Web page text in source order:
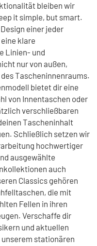
bleiben wir
it simple, but smart.
einer jeder
klare
Linien- und
nur von außen,
Tascheninnenraums.
bietet dir eine
von Innentaschen oder
verschließbaren
Tascheninhalt
Schließlich setzen wir
hochwertiger
ausgewählte
auch
Classics gehören
die mit
Fellen in ihren
Verschaffe dir
und aktuellen
stationären